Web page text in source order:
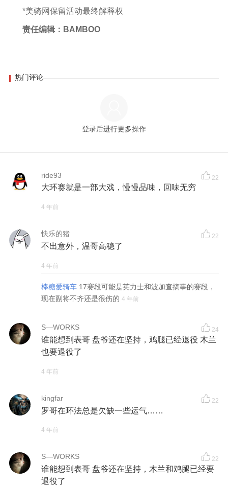
*美骑网保留活动最终解释权
责任编辑：BAMBOO
热门评论
登录后进行更多操作
ride93 22
大环赛就是一部大戏，慢慢品味，回味无穷
4 年前
快乐的猪 22
不出意外，温哥高稳了
4 年前
棒糖爱骑车 17赛段可能是英力士和波加查搞事的赛段，
现在副将不齐还是很伤的 4 年前
S—WORKS 24
谁能想到表哥 盘爷还在坚持，鸡腿已经退役 木兰
也要退役了
4 年前
kingfar 22
罗哥在环法总是欠缺一些运气……
4 年前
S—WORKS 22
谁能想到表哥 盘爷还在坚持，木兰和鸡腿已经要
退役了